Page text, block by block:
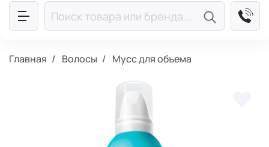
Главная Волосы Мусс для объема